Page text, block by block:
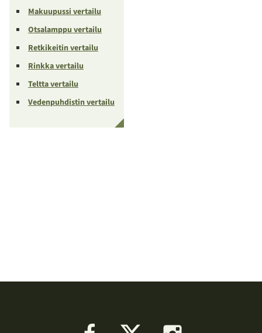
Makuupussi vertailu
Otsalamppu vertailu
Retkikeitin vertailu
Rinkka vertailu
Teltta vertailu
Vedenpuhdistin vertailu
Facebook